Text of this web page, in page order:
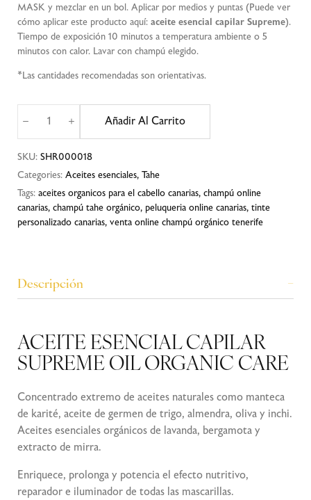
MASK y mezclar en un bol. Aplicar por medios y puntas (Puede ver
cómo aplicar este producto aquí: aceite esencial capilar Supreme).
Tiempo de exposición 10 minutos a temperatura ambiente o 5
minutos con calor. Lavar con champú elegido.
*Las cantidades recomendadas son orientativas.
Añadir Al Carrito
SKU: SHR000018
Categories: Aceites esenciales, Tahe
Tags: aceites organicos para el cabello canarias, champú online
canarias, champú tahe orgánico, peluqueria online canarias, tinte
personalizado canarias, venta online champú orgánico tenerife
Descripción
ACEITE ESENCIAL CAPILAR
SUPREME OIL ORGANIC CARE
Concentrado extremo de aceites naturales como manteca
de karité, aceite de germen de trigo, almendra, oliva y inchi.
Aceites esenciales orgánicos de lavanda, bergamota y
extracto de mirra.
Enriquece, prolonga y potencia el efecto nutritivo,
reparador e iluminador de todas las mascarillas.